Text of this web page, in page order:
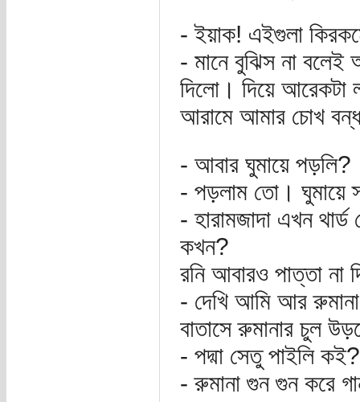
- ইয়াক! এইগুলা
- মানে বুঝিস না
দিলো। দিয়ে
আরামে আমার চোখ
- আবার ঘুমায়ে পড়লি?
- পড়লাম তো। ঘুমায়ে
- হারামজাদা এখন
কখন?
রনি আবারও পাত্তা না
- দেখি আমি আর রুমানা
বাতাসে রুমানার চুল
- পদ্মা সেতু পাইলি
- রুমানা গুন গুন করে